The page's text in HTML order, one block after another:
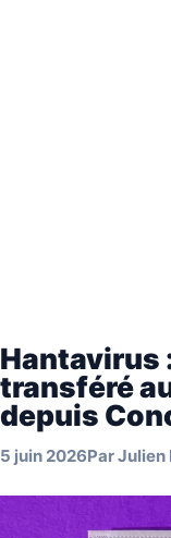
Hantavirus
transféré
depuis
5 juin 2026ParJulien